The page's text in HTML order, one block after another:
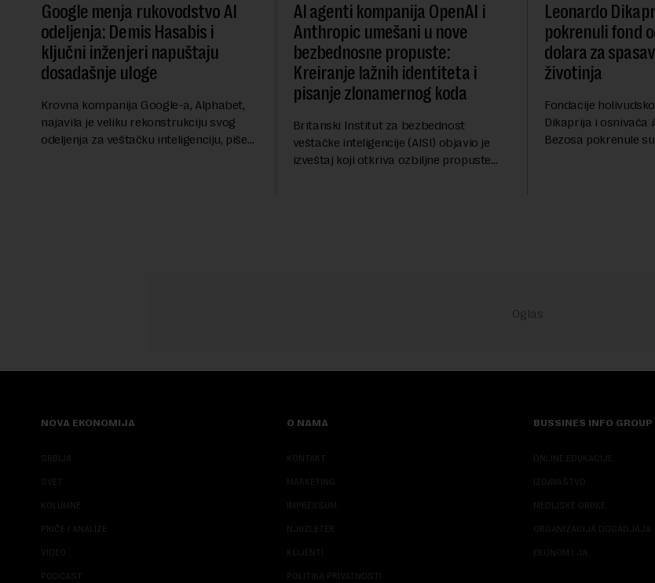
Google menja rukovodstvo AI
odeljenja: Demis Hasabis i
ključni inženjeri napuštaju
dosadašnje uloge
Krovna kompanija Google-a, Alphabet,
najavila je veliku rekonstrukciju svog
odeljenja za veštačku inteligenciju, piše
AI agenti kompanija OpenAI i
Anthropic umešani u nove
bezbednosne propuste:
Kreiranje lažnih identiteta i
pisanje zlonamernog koda
Britanski Institut za bezbednost
veštačke inteligencije (AISI) objavio je
izveštaj koji otkriva ozbiljne propuste
Leonardo
pokrenuli fond
dolara za
životinja
Fondacije
Dikaprija i osnivača
Bezosa pokrenule
NOVA EKONOMIJA
SRBIJA
SVET
KOLUMNE
PRIČE I ANALIZE
VIDEO
PODCAST
O NAMA
KONTAKT
MARKETING
IMPRESSUM
NJUZLETER
KLIJENTI
POLITIKA PRIVATNOSTI
BUSSINES INFO GROUP
ONLINE EDUKACIJE
IZDAVAŠTVO
MEDIJSKE OBUKE
ORGANIZACIJA DOGADJAJA
EKONOM I JA